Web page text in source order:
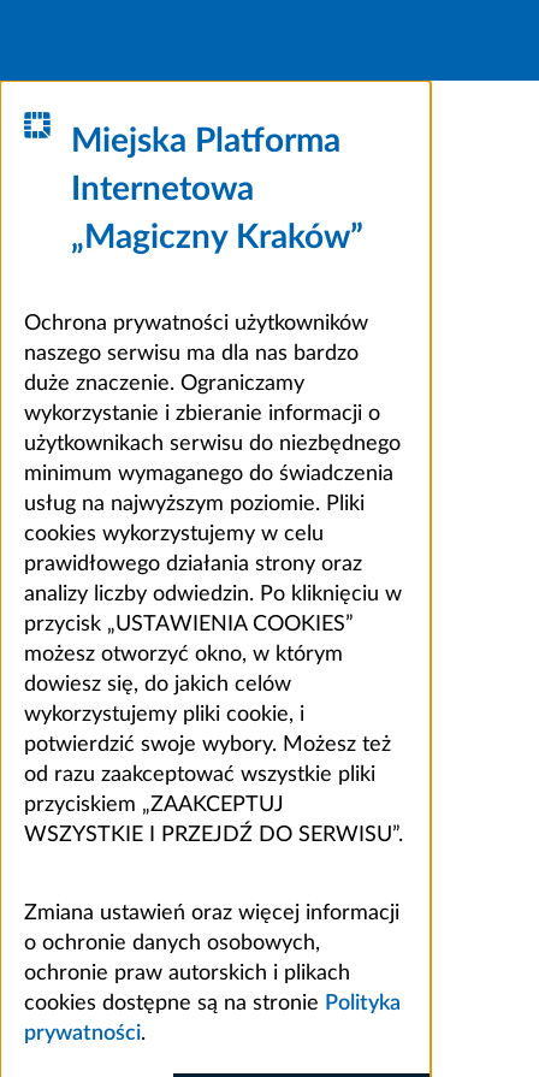
Miejska Platforma
Internetowa
„Magiczny Kraków”
Ochrona prywatności użytkowników
naszego serwisu ma dla nas bardzo
duże znaczenie. Ograniczamy
wykorzystanie i zbieranie informacji o
użytkownikach serwisu do niezbędnego
minimum wymaganego do świadczenia
usług na najwyższym poziomie. Pliki
cookies wykorzystujemy w celu
prawidłowego działania strony oraz
analizy liczby odwiedzin. Po kliknięciu w
przycisk „USTAWIENIA COOKIES”
możesz otworzyć okno, w którym
dowiesz się, do jakich celów
wykorzystujemy pliki cookie, i
potwierdzić swoje wybory. Możesz też
od razu zaakceptować wszystkie pliki
przyciskiem „ZAAKCEPTUJ
WSZYSTKIE I PRZEJDŹ DO SERWISU”.
Zmiana ustawień oraz więcej informacji
o ochronie danych osobowych,
ochronie praw autorskich i plikach
cookies dostępne są na stronie Polityka
prywatności.